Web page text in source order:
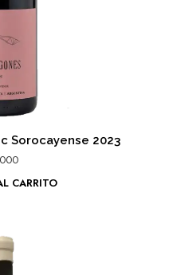
Sorocayense 2023
CARRITO